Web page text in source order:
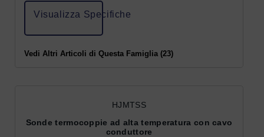
Visualizza Specifiche
Vedi Altri Articoli di Questa Famiglia (23)
HJMTSS
Sonde termocoppie ad alta temperatura con cavo
conduttore